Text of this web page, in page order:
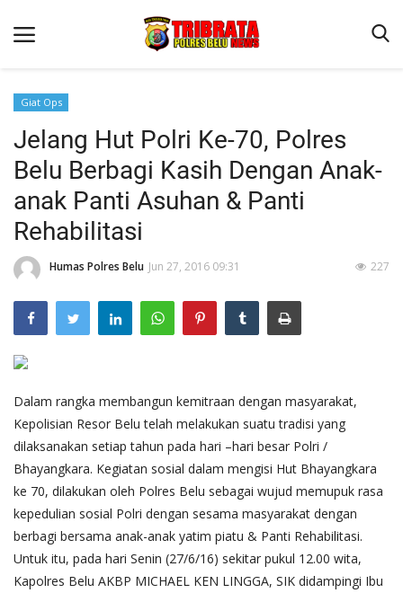
Beranda
Terms & Conditions
Reskrim
Binkam
Lantas
Polisi Kita
Mitra Polisi
Giat Ops
Giat Ops
Jelang Hut Polri Ke-70, Polres
Belu Berbagi Kasih Dengan Anak-
anak Panti Asuhan & Panti
Rehabilitasi
Humas Polres Belu Jun 27, 2016 09:31 227
Dalam rangka membangun kemitraan dengan masyarakat,
Kepolisian Resor Belu telah melakukan suatu tradisi yang
dilaksanakan setiap tahun pada hari –hari besar Polri /
Bhayangkara. Kegiatan sosial dalam mengisi Hut Bhayangkara
ke 70, dilakukan oleh Polres Belu sebagai wujud memupuk rasa
kepedulian sosial Polri dengan sesama masyarakat dengan
berbagi bersama anak-anak yatim piatu & Panti Rehabilitasi.
Untuk itu, pada hari Senin (27/6/16) sekitar pukul 12.00 wita,
Kapolres Belu AKBP MICHAEL KEN LINGGA, SIK didampingi Ibu